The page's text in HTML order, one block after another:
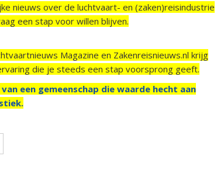
nieuws over de luchtvaart- en (zaken)reisindustrie
een stap voor willen blijven.
Magazine en Zakenreisnieuws.nl krijg
die je steeds een stap voorsprong geeft.
een gemeenschap die waarde hecht aan